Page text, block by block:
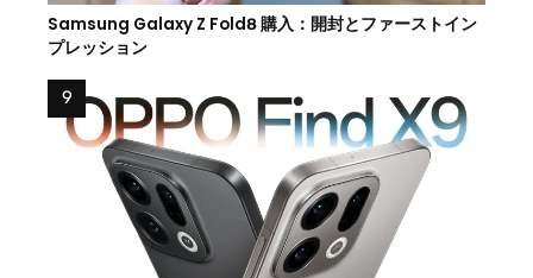
Samsung Galaxy Z Fold8 購入：開封とファーストイン
プレッション